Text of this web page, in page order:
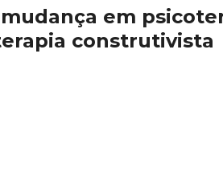
em
construtivista